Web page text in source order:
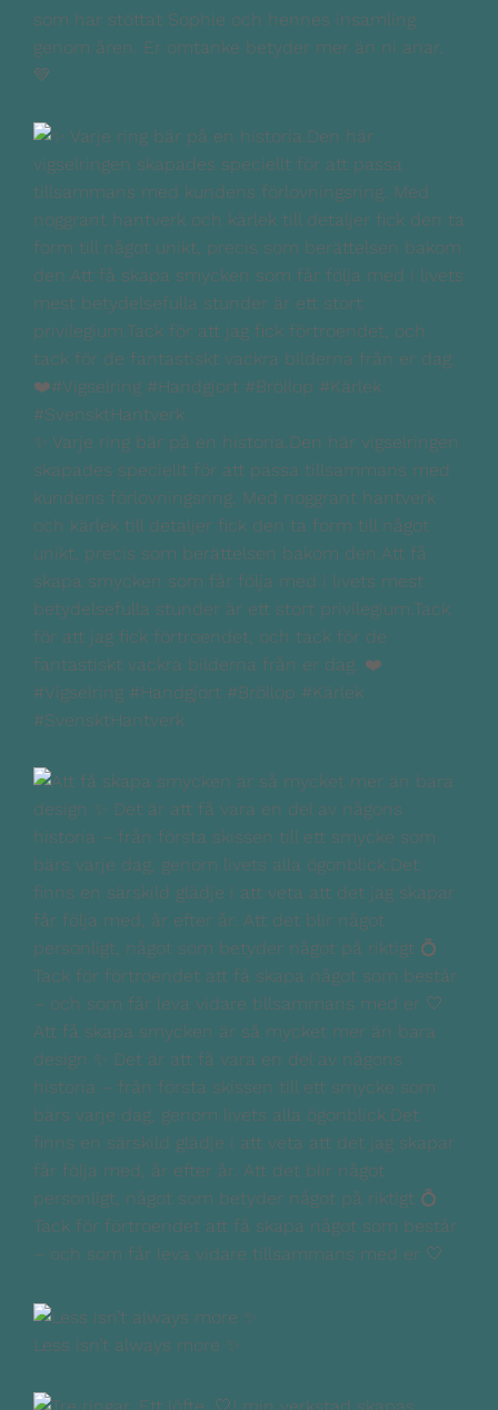
som har stöttat Sophie och hennes insamling
genom åren. Er omtanke betyder mer än ni anar.
💚
✨ Varje ring bär på en historia.Den här vigselringen
skapades speciellt för att passa tillsammans med
kundens förlovningsring. Med noggrant hantverk
och kärlek till detaljer fick den ta form till något
unikt, precis som berättelsen bakom den.Att få
skapa smycken som får följa med i livets mest
betydelsefulla stunder är ett stort privilegium.Tack
för att jag fick förtroendet, och tack för de
fantastiskt vackra bilderna från er dag. ❤️
#Vigselring #Handgjort #Bröllop #Kärlek
#SvensktHantverk
Att få skapa smycken är så mycket mer än bara
design ✨ Det är att få vara en del av någons
historia – från första skissen till ett smycke som
bärs varje dag, genom livets alla ögonblick.Det
finns en särskild glädje i att veta att det jag skapar
får följa med, år efter år. Att det blir något
personligt, något som betyder något på riktigt 💍
Tack för förtroendet att få skapa något som består
– och som får leva vidare tillsammans med er 🤍
Less isn’t always more ✨